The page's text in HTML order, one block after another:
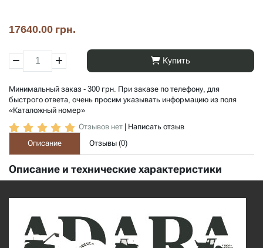
17640.00 грн.
Купить
Минимальный заказ - 300 грн. При заказе по телефону, для
быстрого ответа, очень просим указывать информацию из поля
«Каталожный номер»
Отзывов нет
Написать отзыв
Описание
Отзывы (0)
Описание и технические характеристики